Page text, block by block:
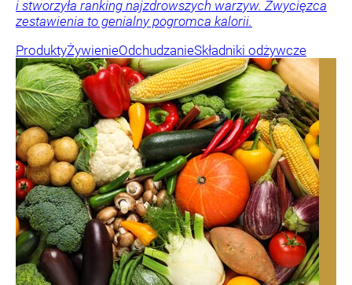
i stworzyła ranking najzdrowszych warzyw. Zwycięzca
zestawienia to genialny pogromca kalorii.
ProduktyŻywienieOdchudzanieSkładniki odżywcze